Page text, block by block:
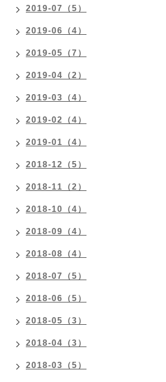
2019-07（5）
2019-06（4）
2019-05（7）
2019-04（2）
2019-03（4）
2019-02（4）
2019-01（4）
2018-12（5）
2018-11（2）
2018-10（4）
2018-09（4）
2018-08（4）
2018-07（5）
2018-06（5）
2018-05（3）
2018-04（3）
2018-03（5）